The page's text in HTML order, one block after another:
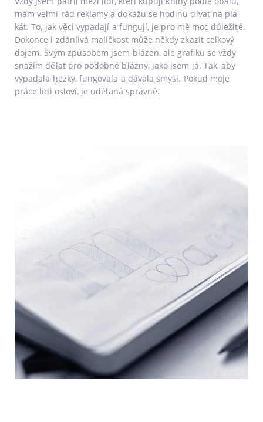
mám vel­mi rád rekla­my a doká­žu se hodi­nu dívat na pla­
kát. To, jak věci vypa­da­jí a fun­gu­jí, je pro mě moc důle­ži­té.
Dokonce i zdán­li­vá malič­kost může někdy zka­zit cel­ko­vý
dojem. Svým způ­so­bem jsem blá­zen, ale gra­fi­ku se vždy
sna­žím dělat pro podob­né bláz­ny, jako jsem já. Tak, aby
vypa­da­la hez­ky, fun­go­va­la a dáva­la smy­sl. Pokud moje
prá­ce lidi oslo­ví, je udě­la­ná správně.